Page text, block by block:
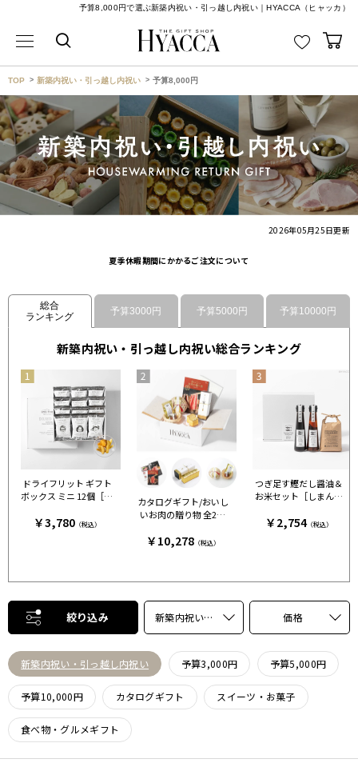
予算8,000円で選ぶ新築内祝い・引っ越し内祝い｜HYACCA（ヒャッカ）
TOP 新築内祝い・引っ越し内祝い 予算8,000円
2026年05月25日更新
夏季休暇期間にかかるご注文について
総合
ランキング
予算3000円 予算5000円 予算10000円
新築内祝い・引っ越し内祝い総合ランキング
ドライフリット ギフト
ボックス ミニ 12個［ア
￥3,780（税込）
カタログギフト/おいし
いお肉の贈り物 全2種
C
￥10,278（税込）
つぎ足す鰹だし醤油＆
お米セット［しまんと
￥2,754（税込）
絞り込み 新築内祝い・引っ越し内祝い 価格
新築内祝い・引っ越し内祝い 予算3,000円 予算5,000円
予算10,000円 カタログギフト スイーツ・お菓子
食べ物・グルメギフト